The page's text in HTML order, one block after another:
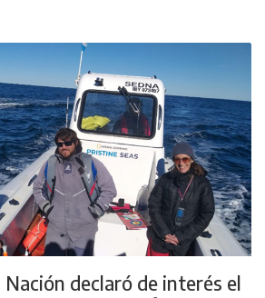
Nación declaró de interés el